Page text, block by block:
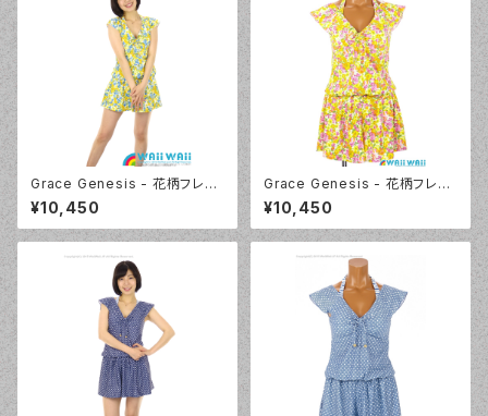
Grace Genesis - 花柄フレン
チスリーブ トリッキー4点セット
（5120 - 70:ブルー）
¥10,450
Grace Genesis - 花柄フレン
チスリーブ トリッキー4点セット
（5120 - 12:ピンク）
¥10,450